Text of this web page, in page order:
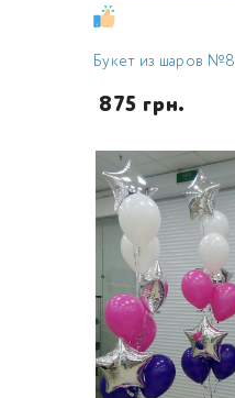
Букет из шаров №8
875 грн.